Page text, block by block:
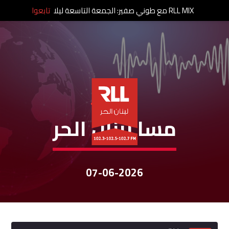
نشرات الأخبار
مسا لبنان الحر
07-06-2026
RLL MIX مع طوني صفير: الجمعة التاسعة ليلا تابعوا